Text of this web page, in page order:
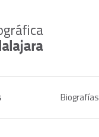
Biografías